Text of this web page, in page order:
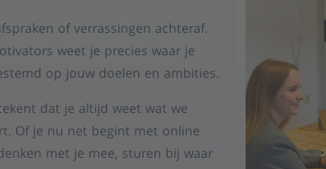
of verrassingen achteraf.
weet je precies waar je
op jouw doelen en ambities.
dat je altijd weet wat we
Of je nu net begint met online
met je mee, sturen bij waar